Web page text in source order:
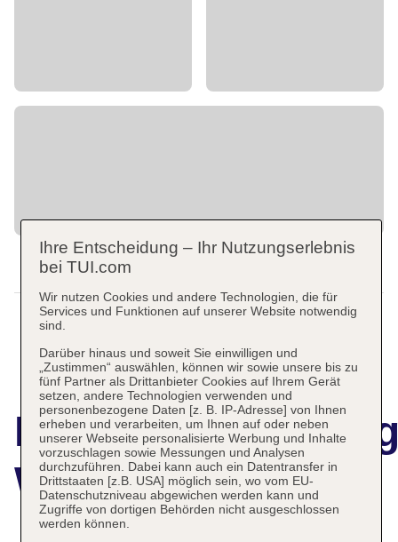
Wachter
Ihre Entscheidung – Ihr Nutzungserlebnis
bei TUI.com
Wir nutzen Cookies und andere Technologien, die für
Services und Funktionen auf unserer Website notwendig
sind.
Darüber hinaus und soweit Sie einwilligen und
„Zustimmen“ auswählen, können wir sowie unsere bis zu
fünf Partner als Drittanbieter Cookies auf Ihrem Gerät
setzen, andere Technologien verwenden und
personenbezogene Daten [z. B. IP-Adresse] von Ihnen
erheben und verarbeiten, um Ihnen auf oder neben
unserer Webseite personalisierte Werbung und Inhalte
vorzuschlagen sowie Messungen und Analysen
durchzuführen. Dabei kann auch ein Datentransfer in
Drittstaaten [z.B. USA] möglich sein, wo vom EU-
Datenschutzniveau abgewichen werden kann und
Zugriffe von dortigen Behörden nicht ausgeschlossen
werden können.